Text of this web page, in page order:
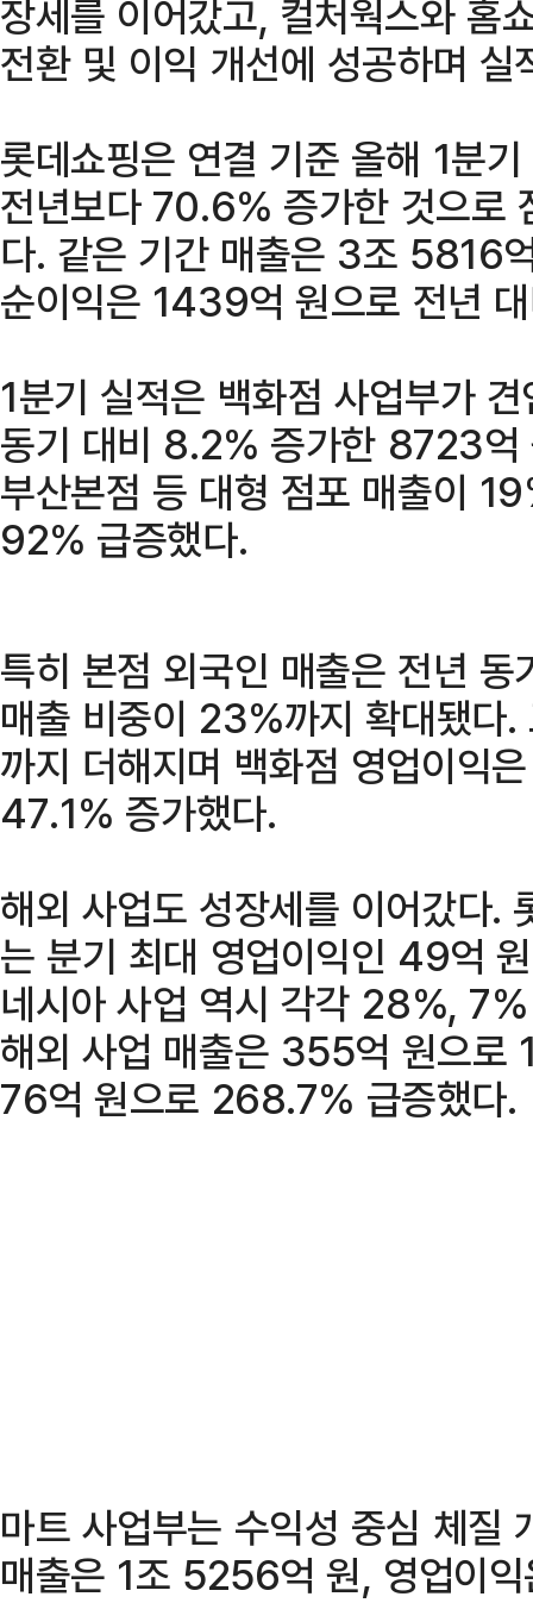
장세를 이어갔고, 컬처웍스와 홈
전환 및 이익 개선에 성공하며
롯데쇼핑은 연결 기준 올해 1분
전년보다 70.6% 증가한 것으로
다. 같은 기간 매출은 3조 5816
순이익은 1439억 원으로 전년
1분기 실적은 백화점 사업부가
동기 대비 8.2% 증가한 8723억
부산본점 등 대형 점포 매출이
92% 급증했다.
특히 본점 외국인 매출은 전년
매출 비중이 23%까지 확대됐다
까지 더해지며 백화점 영업이익
47.1% 증가했다.
해외 사업도 성장세를 이어갔다.
는 분기 최대 영업이익인 49억
네시아 사업 역시 각각 28%,
해외 사업 매출은 355억 원으로
76억 원으로 268.7% 급증했다.
마트 사업부는 수익성 중심 체질
매출은 1조 5256억 원, 영업이